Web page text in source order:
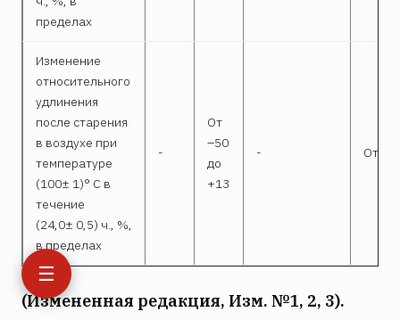
☰
пределах
Изменение
относительного
удлинения
после старения
в воздухе при
температуре
(100± 1)° С в
течение
(24,0± 0,5) ч., %,
в пределах
-
От
–50
до
+13
- От
(Измененная редакция, Изм. №1, 2, 3).